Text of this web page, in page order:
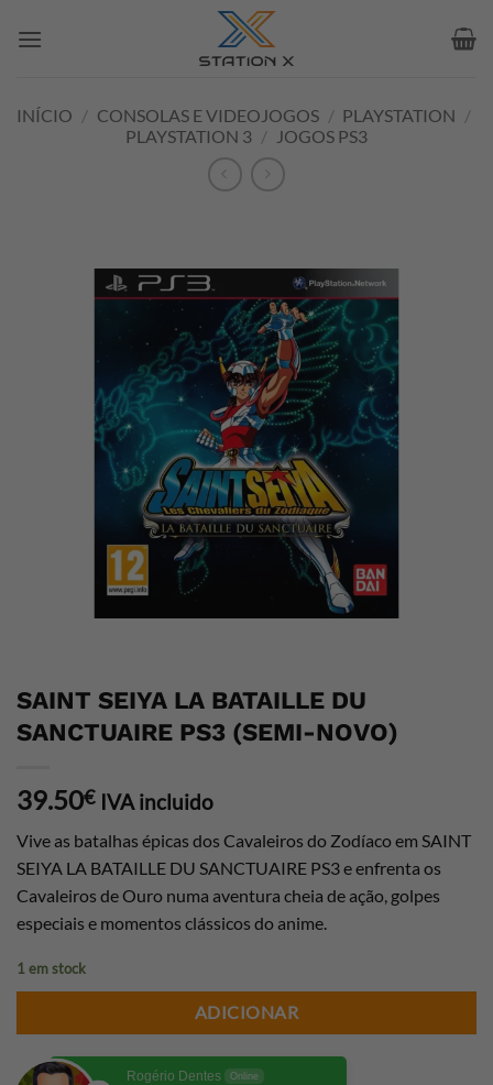
INÍCIO / CONSOLAS E VIDEOJOGOS / PLAYSTATION /
PLAYSTATION 3 / JOGOS PS3
SAINT SEIYA LA BATAILLE DU
SANCTUAIRE PS3 (SEMI-NOVO)
39.50€ IVA incluido
Vive as batalhas épicas dos Cavaleiros do Zodíaco em SAINT
SEIYA LA BATAILLE DU SANCTUAIRE PS3 e enfrenta os
Cavaleiros de Ouro numa aventura cheia de ação, golpes
especiais e momentos clássicos do anime.
1 em stock
ADICIONAR
Rogério Dentes Online